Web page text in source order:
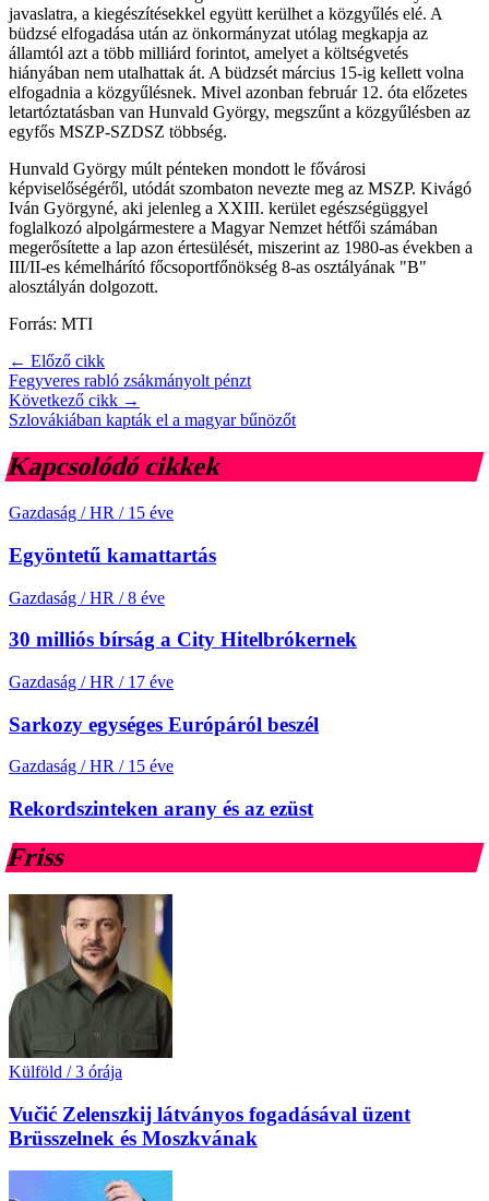
javaslatra, a kiegészítésekkel együtt kerülhet a közgyűlés elé. A
büdzsé elfogadása után az önkormányzat utólag megkapja az
államtól azt a több milliárd forintot, amelyet a költségvetés
hiányában nem utalhattak át. A büdzsét március 15-ig kellett volna
elfogadnia a közgyűlésnek. Mivel azonban február 12. óta előzetes
letartóztatásban van Hunvald György, megszűnt a közgyűlésben az
egyfős MSZP-SZDSZ többség.
Hunvald György múlt pénteken mondott le fővárosi
képviselőségéről, utódát szombaton nevezte meg az MSZP. Kivágó
Iván Györgyné, aki jelenleg a XXIII. kerület egészségüggyel
foglalkozó alpolgármestere a Magyar Nemzet hétfői számában
megerősítette a lap azon értesülését, miszerint az 1980-as években a
III/II-es kémelhárító főcsoportfőnökség 8-as osztályának "B"
alosztályán dolgozott.
Forrás: MTI
← Előző cikk
Fegyveres rabló zsákmányolt pénzt
Következő cikk →
Szlovákiában kapták el a magyar bűnözőt
Kapcsolódó cikkek
Gazdaság / HR / 15 éve
Egyöntetű kamattartás
Gazdaság / HR / 8 éve
30 milliós bírság a City Hitelbrókernek
Gazdaság / HR / 17 éve
Sarkozy egységes Európáról beszél
Gazdaság / HR / 15 éve
Rekordszinteken arany és az ezüst
Friss
Külföld / 3 órája
Vučić Zelenszkij látványos fogadásával üzent
Brüsszelnek és Moszkvának